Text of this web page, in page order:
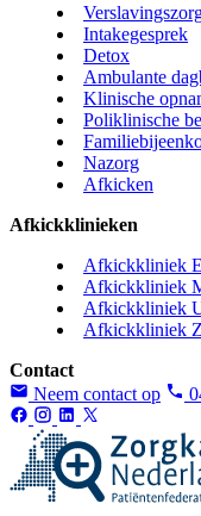
Intakegesprek
Detox
Ambulante
Klinische
Poliklinische
Nazorg
Afkicken
Afkickklinieken
Afkickkliniek
Afkickkliniek
Afkickkliniek
Afkickkliniek
Contact
Neem contact op